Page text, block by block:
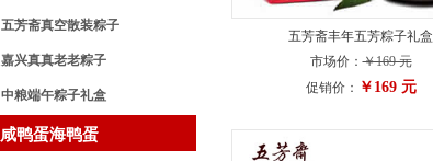
五芳斋真空散装粽子
嘉兴真真老老粽子
中粮端午粽子礼盒
咸鸭蛋海鸭蛋
五芳斋丰年五芳粽子礼盒
市场价：￥169 元
促销价： ￥169 元